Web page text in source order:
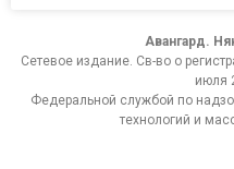
Авангард.
Сетевое издание. Св-во о
июля
Федеральной службой по
технологий и